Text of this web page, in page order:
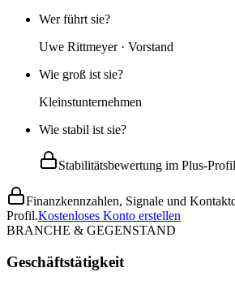
Wer führt sie?
Uwe Rittmeyer · Vorstand
Wie groß ist sie?
Kleinstunternehmen
Wie stabil ist sie?
Stabilitätsbewertung im Plus-Profil
Finanzkennzahlen, Signale und
Profil.Kostenloses Konto erstellen
BRANCHE & GEGENSTAND
Geschäftstätigkeit